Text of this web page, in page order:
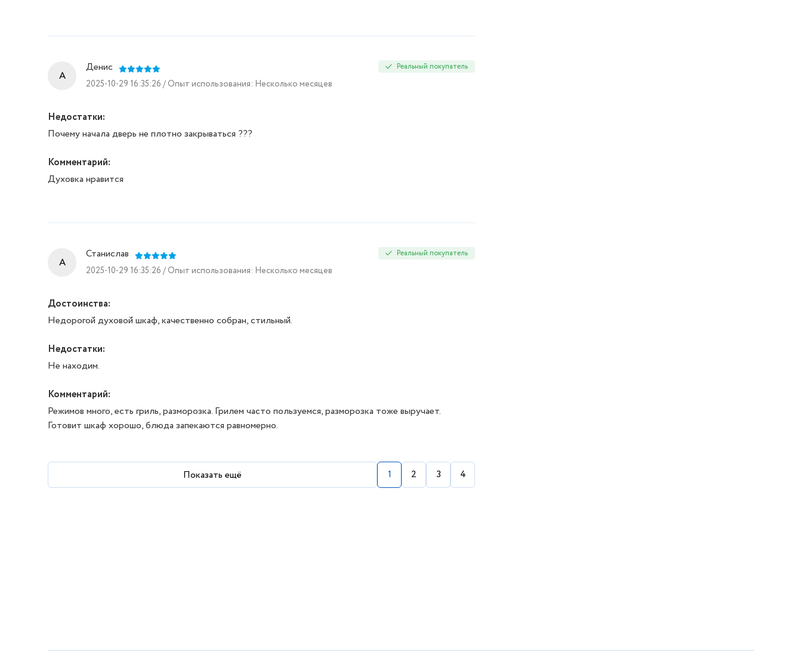
A
Денис
2025-10-29 16:35:26 / Опыт использования: Несколько месяцев
Реальный покупатель
Недостатки:
Почему начала дверь не плотно закрываться ???
Комментарий:
Духовка нравится
A
Станислав
2025-10-29 16:35:26 / Опыт использования: Несколько месяцев
Реальный покупатель
Достоинства:
Недорогой духовой шкаф, качественно собран, стильный.
Недостатки:
Не находим.
Комментарий:
Режимов много, есть гриль, разморозка. Грилем часто пользуемся, разморозка тоже выручает.
Готовит шкаф хорошо, блюда запекаются равномерно.
Показать ещё 1 2 3 4